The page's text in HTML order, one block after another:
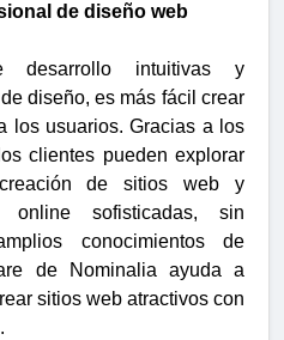
de diseño web
desarrollo intuitivas y
diseño, es más fácil crear
los usuarios. Gracias a los
clientes pueden explorar
de sitios web y
online sofisticadas, sin
conocimientos de
de Nominalia ayuda a
sitios web atractivos con